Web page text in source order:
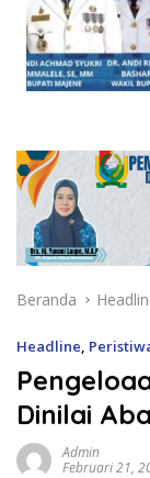
Beranda
Headline
Dinilai
Admin
Februari 21,